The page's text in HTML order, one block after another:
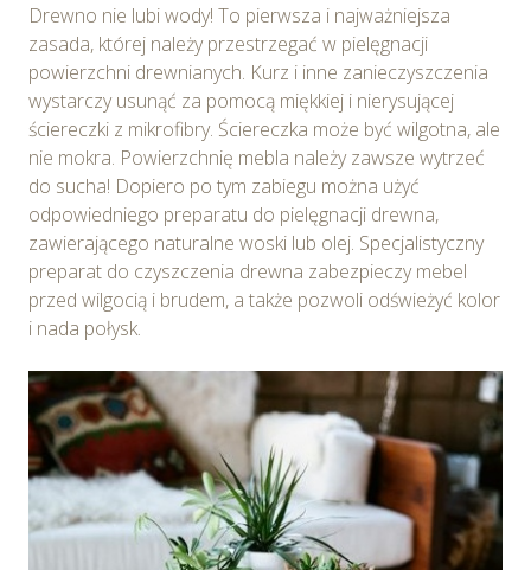
Drewno nie lubi wody! To pierwsza i najważniejsza
zasada, której należy przestrzegać w pielęgnacji
powierzchni drewnianych. Kurz i inne zanieczyszczenia
wystarczy usunąć za pomocą miękkiej i nierysującej
ściereczki z mikrofibry. Ściereczka może być wilgotna, ale
nie mokra. Powierzchnię mebla należy zawsze wytrzeć
do sucha! Dopiero po tym zabiegu można użyć
odpowiedniego preparatu do pielęgnacji drewna,
zawierającego naturalne woski lub olej. Specjalistyczny
preparat do czyszczenia drewna zabezpieczy mebel
przed wilgocią i brudem, a także pozwoli odświeżyć kolor
i nada połysk.